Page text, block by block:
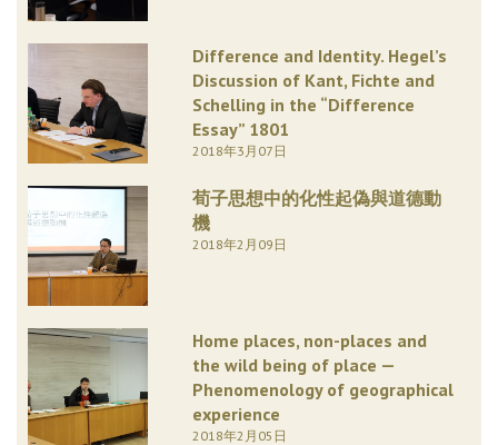
Difference and Identity. Hegel’s
Discussion of Kant, Fichte and
Schelling in the “Difference
Essay” 1801
2018年3月07日
荀子思想中的化性起偽與道德動
機
2018年2月09日
Home places, non-places and
the wild being of place —
Phenomenology of geographical
experience
2018年2月05日